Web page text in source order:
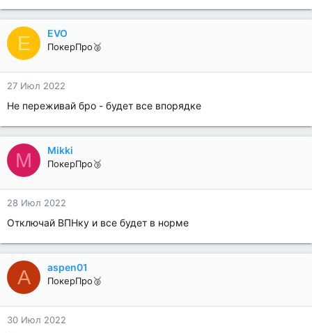
E EVO
ПокерПро🥈
27 Июл 2022
Не переживай бро - будет все впорядке
M Mikki
ПокерПро🥉
28 Июл 2022
Отключай ВПНку и все будет в норме
A aspen01
ПокерПро🥈
30 Июл 2022